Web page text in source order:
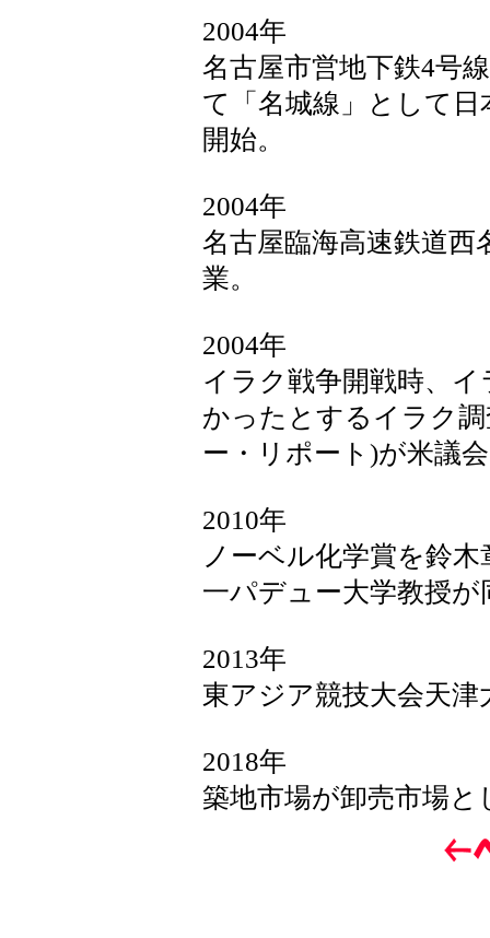
2004年
名古屋市営地下鉄4号
て「名城線」として
開始。
2004年
名古屋臨海高速鉄道西
業。
2004年
イラク戦争開戦時、
かったとするイラク
ー・リポート)が米議
2010年
ノーベル化学賞を鈴
一パデュー大学教授が
2013年
東アジア競技大会天津
2018年
築地市場が卸売市場